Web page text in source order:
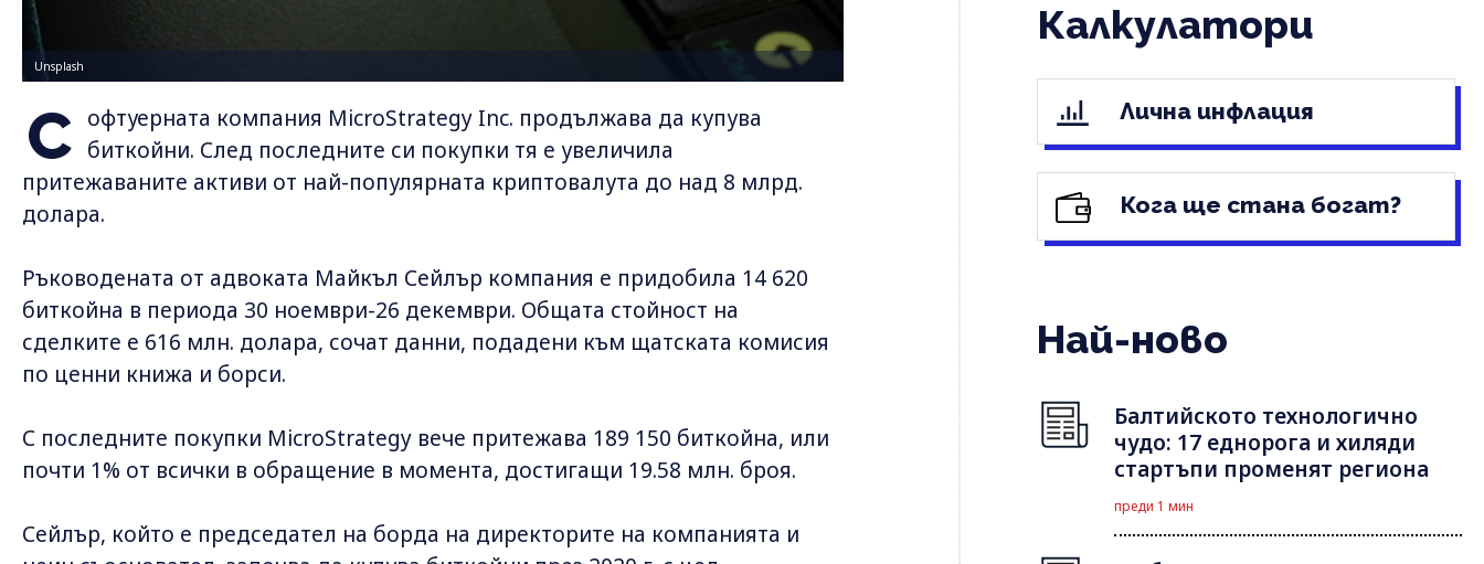
Unsplash
С офтуерната компания MicroStrategy Inc. продължава да купува
биткойни. След последните си покупки тя е увеличила
притежаваните активи от най-популярната криптовалута до над 8 млрд.
долара.
Ръководената от адвоката Майкъл Сейлър компания е придобила 14 620
биткойна в периода 30 ноември-26 декември. Общата стойност на
сделките е 616 млн. долара, сочат данни, подадени към щатската комисия
по ценни книжа и борси.
С последните покупки MicroStrategy вече притежава 189 150 биткойна, или
почти 1% от всички в обращение в момента, достигащи 19.58 млн. броя.
Сейлър, който е председател на борда на директорите на компанията и
Калкулатори
Лична инфлация
Кога ще стана богат?
Най-ново
Балтийското технологично
чудо: 17 еднорога и хиляди
стартъпи променят региона
преди 1 мин